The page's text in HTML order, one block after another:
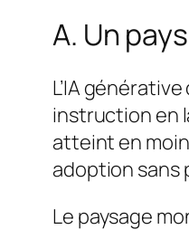
A. Un
L’IA
instruction en
atteint en
adoption sans
Le paysage